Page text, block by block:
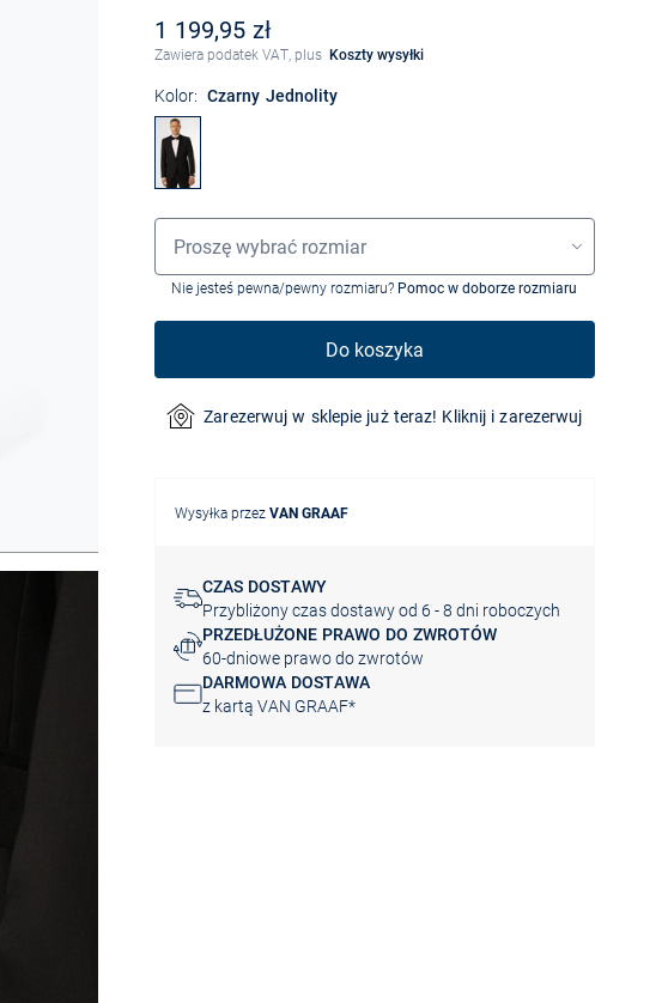
1 199,95 zł
Zawiera podatek VAT, plus Koszty wysyłki
Kolor: Czarny Jednolity
Wybór rozmiaru
Proszę wybrać rozmiar
Nie jesteś pewna/pewny rozmiaru? Pomoc w doborze rozmiaru
Do koszyka
Zarezerwuj w sklepie już teraz! Kliknij i zarezerwuj
Wysyłka przez VAN GRAAF
CZAS DOSTAWY
Przybliżony czas dostawy od 6 - 8 dni roboczych
PRZEDŁUŻONE PRAWO DO ZWROTÓW
60-dniowe prawo do zwrotów
DARMOWA DOSTAWA
z kartą VAN GRAAF*